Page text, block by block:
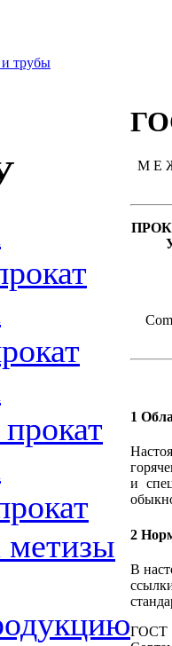
М Е
1
и
2
В
ГОСТ